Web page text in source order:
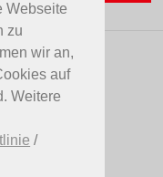
Webseite
zu
wir an,
auf
Weitere
/